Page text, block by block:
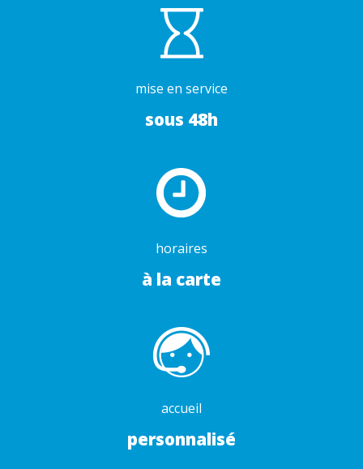
mise en service
sous 48h
horaires
à la carte
accueil
personnalisé